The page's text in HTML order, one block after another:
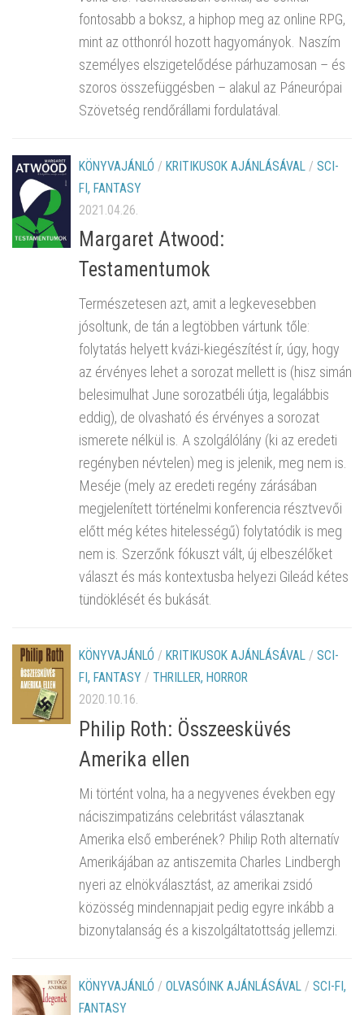
fontosabb a boksz, a hiphop meg az online RPG,
mint az otthonról hozott hagyományok. Naszím
személyes elszigetelődése párhuzamosan – és
szoros összefüggésben – alakul az Páneurópai
Szövetség rendőrállami fordulatával.
KÖNYVAJÁNLÓ / KRITIKUSOK AJÁNLÁSÁVAL / SCI-
FI, FANTASY
2021.04.26.
Margaret Atwood:
Testamentumok
Természetesen azt, amit a legkevesebben
jósoltunk, de tán a legtöbben vártunk tőle:
folytatás helyett kvázi-kiegészítést ír, úgy, hogy
az érvényes lehet a sorozat mellett is (hisz simán
belesimulhat June sorozatbéli útja, legalábbis
eddig), de olvasható és érvényes a sorozat
ismerete nélkül is. A szolgálólány (ki az eredeti
regényben névtelen) meg is jelenik, meg nem is.
Meséje (mely az eredeti regény zárásában
megjelenített történelmi konferencia résztvevői
előtt még kétes hitelességű) folytatódik is meg
nem is. Szerzőnk fókuszt vált, új elbeszélőket
választ és más kontextusba helyezi Gileád kétes
tündöklését és bukását.
KÖNYVAJÁNLÓ / KRITIKUSOK AJÁNLÁSÁVAL / SCI-
FI, FANTASY / THRILLER, HORROR
2020.10.16.
Philip Roth: Összeesküvés
Amerika ellen
Mi történt volna, ha a negyvenes években egy
náciszimpatizáns celebritást választanak
Amerika első emberének? Philip Roth alternatív
Amerikájában az antiszemita Charles Lindbergh
nyeri az elnökválasztást, az amerikai zsidó
közösség mindennapjait pedig egyre inkább a
bizonytalanság és a kiszolgáltatottság jellemzi.
KÖNYVAJÁNLÓ / OLVASÓINK AJÁNLÁSÁVAL / SCI-FI,
FANTASY